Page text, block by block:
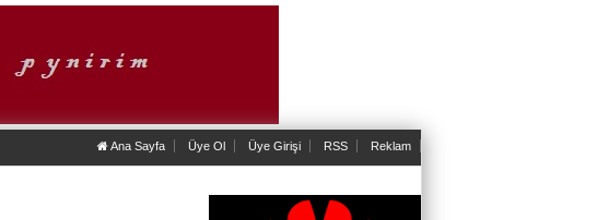
Ana Sayfa Üye Ol Üye Girişi RSS Reklam